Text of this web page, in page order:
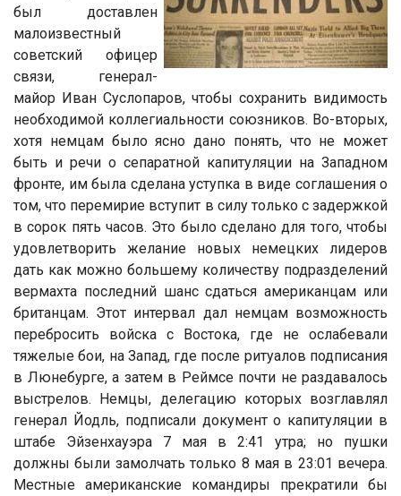
был доставлен
малоизвестный
советский офицер
связи, генерал-
майор Иван Суслопаров, чтобы сохранить видимость
необходимой коллегиальности союзников. Во-вторых,
хотя немцам было ясно дано понять, что не может
быть и речи о сепаратной капитуляции на Западном
фронте, им была сделана уступка в виде соглашения о
том, что перемирие вступит в силу только с задержкой
в ​​сорок пять часов. Это было сделано для того, чтобы
удовлетворить желание новых немецких лидеров
дать как можно большему количеству подразделений
вермахта последний шанс сдаться американцам или
британцам. Этот интервал дал немцам возможность
перебросить войска с Востока, где не ослабевали
тяжелые бои, на Запад, где после ритуалов подписания
в Люнебурге, а затем в Реймсе почти не раздавалось
выстрелов. Немцы, делегацию которых возглавлял
генерал Йодль, подписали документ о капитуляции в
штабе Эйзенхауэра 7 мая в 2:41 утра; но пушки
должны были замолчать только 8 мая в 23:01 вечера.
Местные американские командиры прекратили бы